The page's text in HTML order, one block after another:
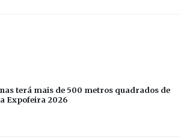
terá mais de 500 metros quadrados de
Expofeira 2026